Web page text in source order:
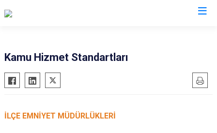
Kamu Hizmet Standartları
İLÇE EMNİYET MÜDÜRLÜKLERİ